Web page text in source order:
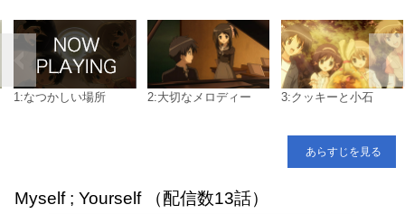
1:なつかしい場所 2:大切なメロディー 3:クッキーと小石
あらすじを見る
Myself ; Yourself （配信数13話）